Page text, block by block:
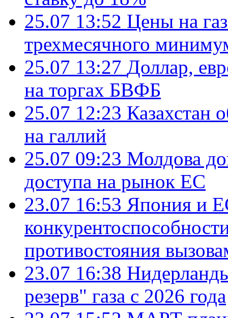
25.07 13:52 Цены на
трехмесячного
25.07 13:27 Доллар,
на торгах БВФБ
25.07 12:23 Казахстан
на галлий
25.07 09:23 Молдова
доступа на рынок ЕС
23.07 16:53 Япония и
противостояния
23.07 16:38
резерв" газа с 2026 года